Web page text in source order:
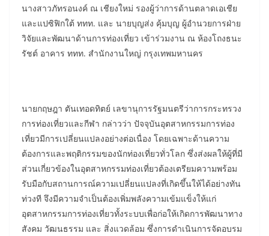
นางสาวภัทรอนงค์ ณ เชียงใหม่ รองผู้ว่าการด้านตลาดเอเชีย
และแปซิฟิกใต้ ททท. และ นายบุญส่ง คุ้มบุญ ผู้อำนวยการฝ่าย
วิจัยและพัฒนาด้านการท่องเที่ยว เข้าร่วมงาน ณ ห้องโถงธนะ
รัชต์ อาคาร ททท. สำนักงานใหญ่ กรุงเทพมหานคร
นายกฤษฎา ตันเทอดทิตย์ เลขานุการรัฐมนตรีว่าการกระทรวง
การท่องเที่ยวและกีฬา กล่าวว่า ปัจจุบันอุตสาหกรรมการท่อง
เที่ยวมีการเปลี่ยนแปลงอย่างต่อเนื่อง โดยเฉพาะด้านความ
ต้องการและพฤติกรรมของนักท่องเที่ยวทั่วโลก ซึ่งส่งผลให้ผู้ที่มี
ส่วนเกี่ยวข้องในอุตสาหกรรมท่องเที่ยวต้องเตรียมความพร้อม
รับมือกับสถานการณ์ความเปลี่ยนแปลงที่เกิดขึ้นให้ได้อย่างทัน
ท่วงที จึงมีความจำเป็นต้องเพิ่มพลังความเข้มแข็งให้แก่
อุตสาหกรรมการท่องเที่ยวทั้งระบบเพื่อก่อให้เกิดการพัฒนาทาง
สังคม วัฒนธรรม และ สิ่งแวดล้อม ซึ่งการดำเนินการจัดอบรม